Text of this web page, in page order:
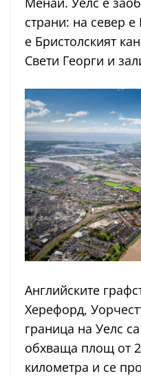
страни: на север
е Бристолският
Свети Георги и
Английските
Херефорд,
граница на Уелс
обхваща площ от
километра и се